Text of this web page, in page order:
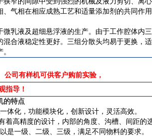
、气相在相应成熟工艺和适量添加剂的共同作
微乳液及超细悬浮液的生产。由于工作腔体内
混合液稳定性更好。三组分散头均易于更换，
司有样机可供客户购前实验，
指导！
的特点
体化，功能模块化，创新设计，灵活高效。
着高精度的设计，内部的角度、沟槽、间距的
是一级、二级、三级，满足不同物料的要求。